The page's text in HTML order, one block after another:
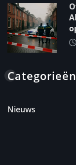
Categorieën
Nieuws